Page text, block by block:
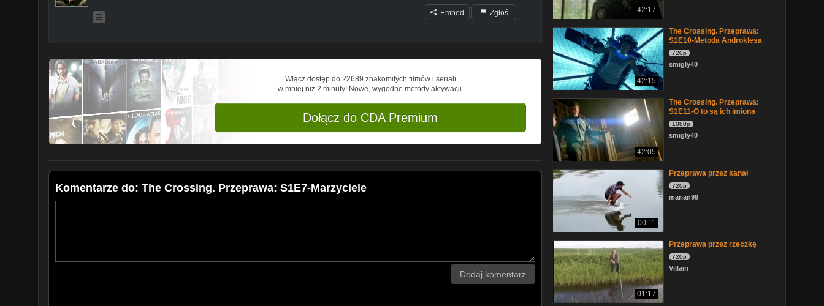
Embed Zgłoś
Włącz dostęp do 22689 znakomitych filmów i seriali
w mniej niż 2 minuty! Nowe, wygodne metody aktywacji.
Dołącz do CDA Premium
Komentarze do: The Crossing. Przeprawa: S1E7-Marzyciele
Dodaj komentarz
42:17
42:15
The Crossing. Przeprawa:
S1E10-Metoda Androklesa
720p
smigly40
42:05
The Crossing. Przeprawa:
S1E11-O to są ich imiona
1080p
smigly40
00:11
Przeprawa przez kanał
720p
marian99
01:17
Przeprawa przez rzeczkę
720p
Villain